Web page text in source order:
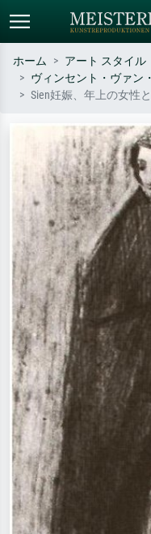
標準検索
– 例：モネ、星月夜、印象
斎の波、ヌード。
ホーム アート スタイル
ヴィンセント・ヴァン
Sien妊娠、年上の女性